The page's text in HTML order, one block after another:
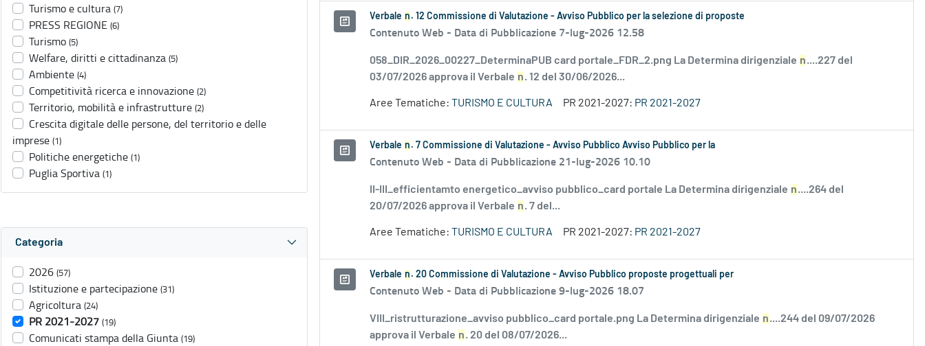
Turismo e cultura (7)
PRESS REGIONE (6)
Turismo (5)
Welfare, diritti e cittadinanza (5)
Ambiente (4)
Competitività ricerca e innovazione (2)
Territorio, mobilità e infrastrutture (2)
Crescita digitale delle persone, del territorio e delle
imprese (1)
Politiche energetiche (1)
Puglia Sportiva (1)
Categoria
2026 (57)
Istituzione e partecipazione (31)
Agricoltura (24)
PR 2021-2027 (19)
Comunicati stampa della Giunta (19)
Verbale n . 12 Commissione di Valutazione - Avviso Pubblico per la selezione di proposte
Contenuto Web - Data di Pubblicazione 7-lug-2026 12.58
058_DIR_2026_00227_DeterminaPUB card portale_FDR_2.png La Determina dirigenziale n....227 del
03/07/2026 approva il Verbale n. 12 del 30/06/2026...
Aree Tematiche: TURISMO E CULTURA PR 2021-2027: PR 2021-2027
Verbale n . 7 Commissione di Valutazione - Avviso Pubblico Avviso Pubblico per la
Contenuto Web - Data di Pubblicazione 21-lug-2026 10.10
II-III_efficientamto energetico_avviso pubblico_card portale La Determina dirigenziale n....264 del
20/07/2026 approva il Verbale n. 7 del...
Aree Tematiche: TURISMO E CULTURA PR 2021-2027: PR 2021-2027
Verbale n . 20 Commissione di Valutazione - Avviso Pubblico proposte progettuali per
Contenuto Web - Data di Pubblicazione 9-lug-2026 18.07
VIII_ristrutturazione_avviso pubblico_card portale.png La Determina dirigenziale n....244 del 09/07/2026
approva il Verbale n. 20 del 08/07/2026...